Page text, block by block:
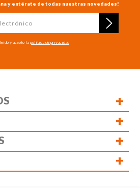
y entérate de todas nuestras novedades!
y acepto lapolítica de privacidad
+
+
+
+